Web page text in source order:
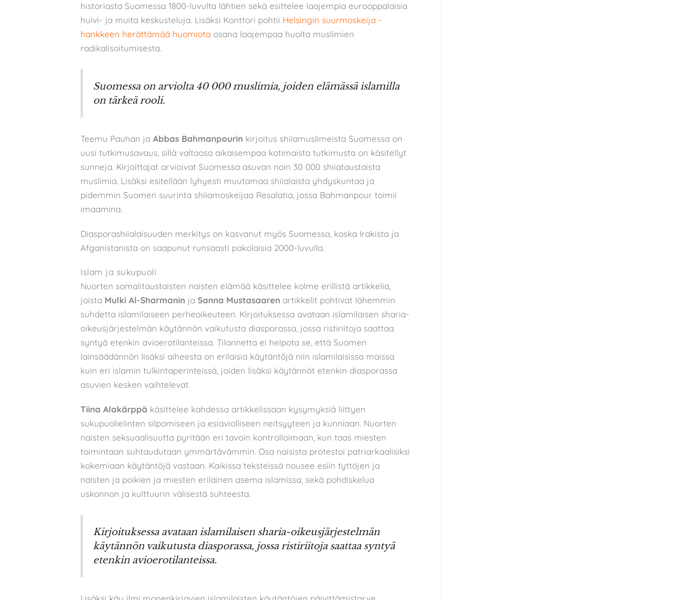
historiasta Suomessa 1800-luvulta lähtien sekä esittelee laajempia eurooppalaisia
huivi- ja muita keskusteluja. Lisäksi Konttori pohtii Helsingin suurmoskeija -
hankkeen herättämää huomiota osana laajempaa huolta muslimien
radikalisoitumisesta.
Suomessa on arviolta 40 000 muslimia, joiden elämässä islamilla
on tärkeä rooli.
Teemu Pauhan ja Abbas Bahmanpourin kirjoitus shiiamuslimeista Suomessa on
uusi tutkimusavaus, sillä valtaosa aikaisempaa kotimaista tutkimusta on käsitellyt
sunneja. Kirjoittajat arvioivat Suomessa asuvan noin 30 000 shiiataustaista
muslimia. Lisäksi esitellään lyhyesti muutamaa shiialaista yhdyskuntaa ja
pidemmin Suomen suurinta shiiamoskeijaa Resalatia, jossa Bahmanpour toimii
imaamina.
Diasporashiialaisuuden merkitys on kasvanut myös Suomessa, koska Irakista ja
Afganistanista on saapunut runsaasti pakolaisia 2000-luvulla.
Islam ja sukupuoli
Nuorten somalitaustaisten naisten elämää käsittelee kolme erillistä artikkelia,
joista Mulki Al-Sharmanin ja Sanna Mustasaaren artikkelit pohtivat lähemmin
suhdetta islamilaiseen perheoikeuteen. Kirjoituksessa avataan islamilaisen sharia-
oikeusjärjestelmän käytännön vaikutusta diasporassa, jossa ristiriitoja saattaa
syntyä etenkin avioerotilanteissa. Tilannetta ei helpota se, että Suomen
lainsäädännön lisäksi aiheesta on erilaisia käytäntöjä niin islamilaisissa maissa
kuin eri islamin tulkintaperinteissä, joiden lisäksi käytännöt etenkin diasporassa
asuvien kesken vaihtelevat.
Tiina Alakärppä käsittelee kahdessa artikkelissaan kysymyksiä liittyen
sukupuolielinten silpomiseen ja esiaviolliseen neitsyyteen ja kunniaan. Nuorten
naisten seksuaalisuutta pyritään eri tavoin kontrolloimaan, kun taas miesten
toimintaan suhtaudutaan ymmärtävämmin. Osa naisista protestoi patriarkaalisiksi
kokemiaan käytäntöjä vastaan. Kaikissa teksteissä nousee esiin tyttöjen ja
naisten ja poikien ja miesten erilainen asema islamissa, sekä pohdiskelua
uskonnon ja kulttuurin välisestä suhteesta.
Kirjoituksessa avataan islamilaisen sharia-oikeusjärjestelmän
käytännön vaikutusta diasporassa, jossa ristiriitoja saattaa syntyä
etenkin avioerotilanteissa.